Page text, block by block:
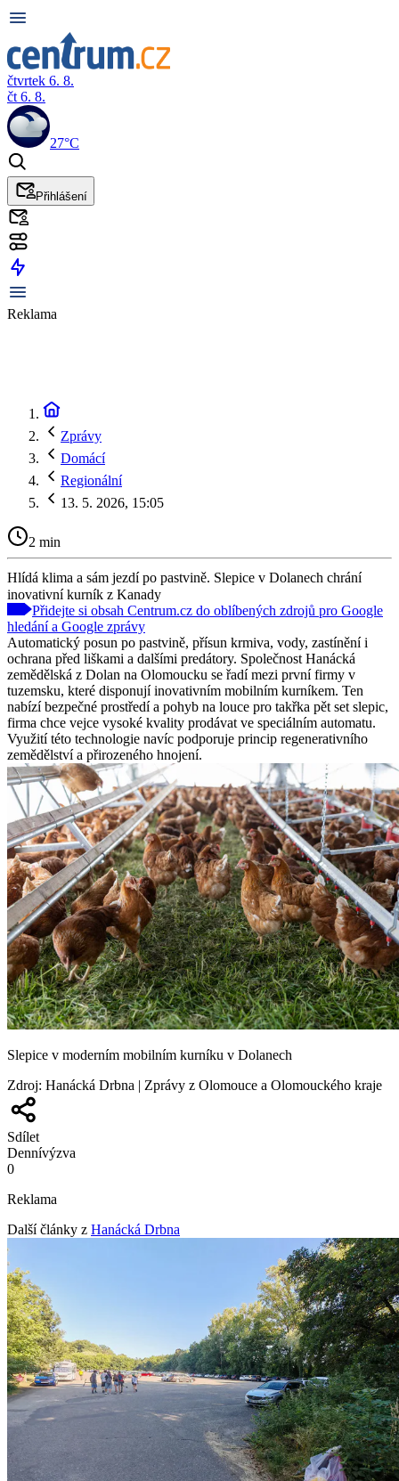
čtvrtek 6. 8.
čt 6. 8.
27°C
Přihlášení
Reklama
Zprávy
Domácí
Regionální
13. 5. 2026, 15:05
2 min
Hlídá klima a sám jezdí po pastvině. Slepice v Dolanech chrání
inovativní kurník z Kanady
Přidejte si obsah Centrum.cz do oblíbených zdrojů pro Google
hledání a Google zprávy
Automatický posun po pastvině, přísun krmiva, vody, zastínění i
ochrana před liškami a dalšími predátory. Společnost Hanácká
zemědělská z Dolan na Olomoucku se řadí mezi první firmy v
tuzemsku, které disponují inovativním mobilním kurníkem. Ten
nabízí bezpečné prostředí a pohyb na louce pro takřka pět set slepic,
firma chce vejce vysoké kvality prodávat ve speciálním automatu.
Využití této technologie navíc podporuje princip regenerativního
zemědělství a přirozeného hnojení.
Slepice v moderním mobilním kurníku v Dolanech
Zdroj: Hanácká Drbna | Zprávy z Olomouce a Olomouckého kraje
Sdílet
Dennívýzva
0
Reklama
Další články z Hanácká Drbna